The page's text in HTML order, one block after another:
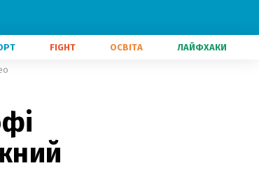
FIGHT ОСВІТА ЛАЙФХАКИ